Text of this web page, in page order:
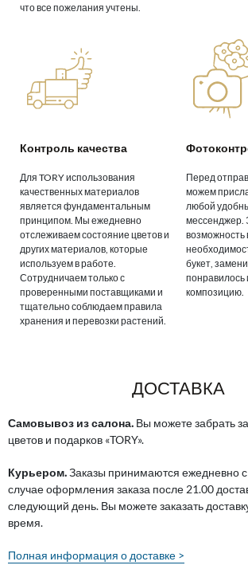
что все пожелания учтены.
Контроль качества
Для TORY использования
качественных материалов
является фундаментальным
принципом. Мы ежедневно
отслеживаем состояние цветов и
других материалов, которые
используем в работе.
Сотрудничаем только с
проверенными поставщиками и
тщательно соблюдаем правила
хранения и перевозки растений.
Перед
можем
любой
мессенджер.
возможность
букет,
понравилось
композицию.
ДОСТАВКА
Самовывоз из салона. Вы можете забрать
цветов и подарков «TORY».
Курьером.Заказы принимаются ежедневно
случае оформления заказа после 21.00
следующий день. Вы можете заказать
время.
Полная информация о доставке >